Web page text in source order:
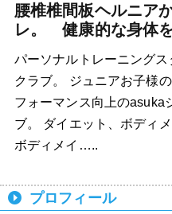
腰椎椎間板ヘルニア
レ。 健康的な身体
パーソナルトレーニング
クラブ。 ジュニアお子様
フォーマンス向上のasuka
ブ。 ダイエット、ボディ
ボディメイ…..
プロフィール